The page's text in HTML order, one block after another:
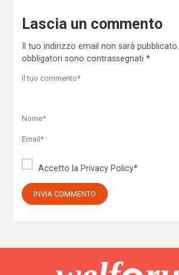
Lascia un commento
Il tuo indirizzo email non sarà pubblicato.
obbligatori sono contrassegnati *
Accetto la Privacy Policy*